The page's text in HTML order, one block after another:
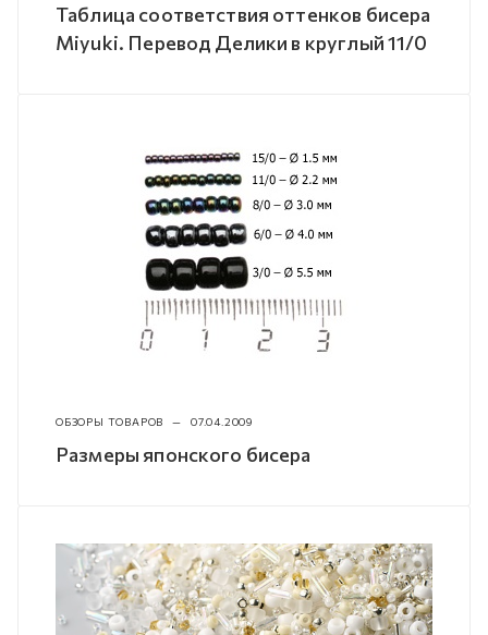
Таблица соответствия оттенков бисера
Miyuki. Перевод Делики в круглый 11/0
ОБЗОРЫ ТОВАРОВ — 07.04.2009
Размеры японского бисера